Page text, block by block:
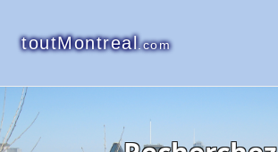
toutMontreal.com